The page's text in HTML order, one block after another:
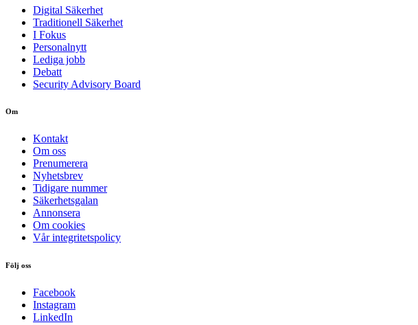
Digital Säkerhet
Traditionell Säkerhet
I Fokus
Personalnytt
Lediga jobb
Debatt
Security Advisory Board
Om
Kontakt
Om oss
Prenumerera
Nyhetsbrev
Tidigare nummer
Säkerhetsgalan
Annonsera
Om cookies
Vår integritetspolicy
Följ oss
Facebook
Instagram
LinkedIn